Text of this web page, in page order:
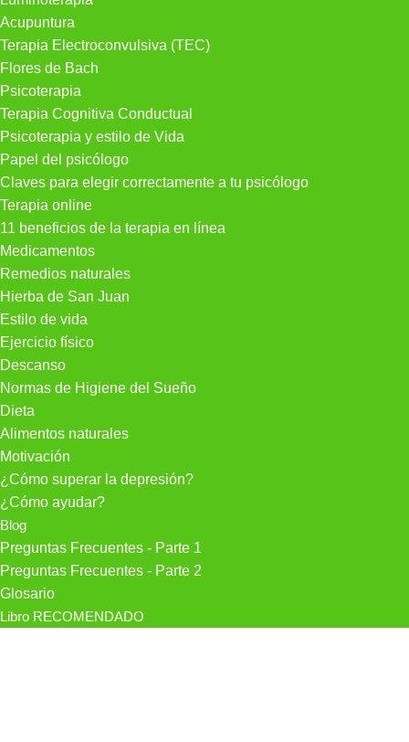
Acupuntura
Terapia Electroconvulsiva (TEC)
Flores de Bach
Psicoterapia
Terapia Cognitiva Conductual
Psicoterapia y estilo de Vida
Papel del psicólogo
Claves para elegir correctamente a tu psicólogo
Terapia online
11 beneficios de la terapia en línea
Medicamentos
Remedios naturales
Hierba de San Juan
Estilo de vida
Ejercicio físico
Descanso
Normas de Higiene del Sueño
Dieta
Alimentos naturales
Motivación
¿Cómo superar la depresión?
¿Cómo ayudar?
Blog
Preguntas Frecuentes - Parte 1
Preguntas Frecuentes - Parte 2
Glosario
Libro RECOMENDADO